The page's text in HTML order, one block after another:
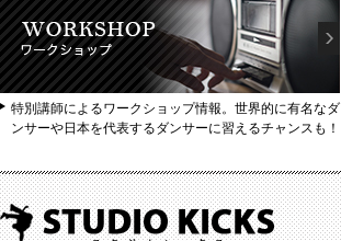
特別講師によるワークショップ情報。世界的に有名なダ
ンサーや日本を代表するダンサーに習えるチャンスも！